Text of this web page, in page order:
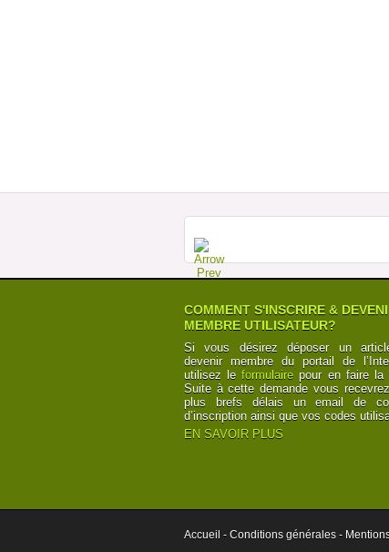
COMMENT S'INSCRIRE &
MEMBRE UTILISATEUR?
Si vous désirez déposer un
devenir membre du portail de
utilisez leformulaire pour en faire la
Suite à cette demande vous
plus brefs délais un email de
d’inscription ainsi que vos codes
EN SAVOIR PLUS
Accueil - Conditions générales -